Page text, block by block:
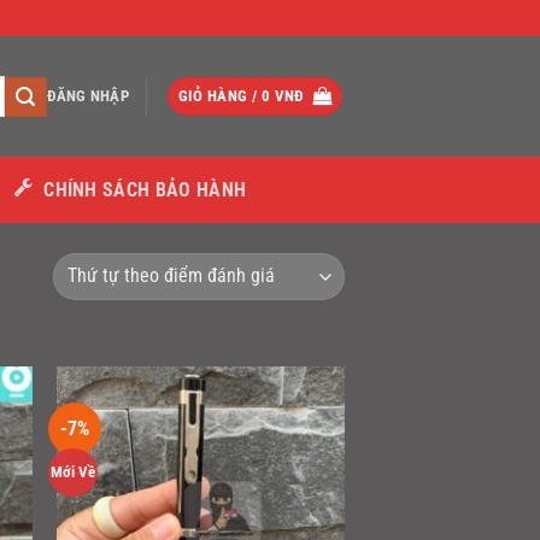
ĐĂNG NHẬP GIỎ HÀNG / 0 VNĐ
CHÍNH SÁCH BẢO HÀNH
-7%
Mới Về